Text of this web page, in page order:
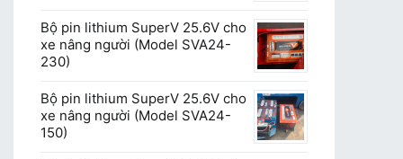
Bộ pin lithium SuperV 25.6V cho
xe nâng người (Model SVA24-
230)
Bộ pin lithium SuperV 25.6V cho
xe nâng người (Model SVA24-
150)